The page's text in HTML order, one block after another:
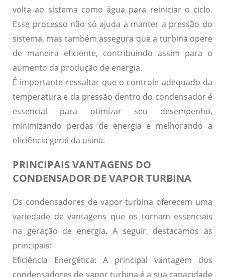
volta ao sistema como água para reiniciar o ciclo.
Esse processo não só ajuda a manter a pressão do
sistema, mas também assegura que a turbina opere
de maneira eficiente, contribuindo assim para o
aumento da produção de energia.
É importante ressaltar que o controle adequado da
temperatura e da pressão dentro do condensador é
essencial para otimizar seu desempenho,
minimizando perdas de energia e melhorando a
eficiência geral da usina.
PRINCIPAIS VANTAGENS DO
CONDENSADOR DE VAPOR TURBINA
Os condensadores de vapor turbina oferecem uma
variedade de vantagens que os tornam essenciais
na geração de energia. A seguir, destacamos as
principais:
Eficiência Energética: A principal vantagem dos
condensadores de vapor turbina é a sua capacidade